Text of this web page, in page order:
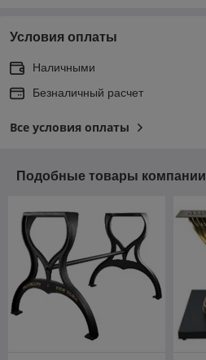
Условия оплаты
Наличными
Безналичный расчет
Все условия оплаты
Подобные товары компании